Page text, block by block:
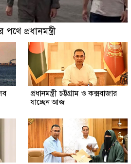
প্রধানমন্ত্রী
প্রধানমন্ত্রী চট্টগ্রাম ও কক্সবাজার
যাচ্ছেন আজ